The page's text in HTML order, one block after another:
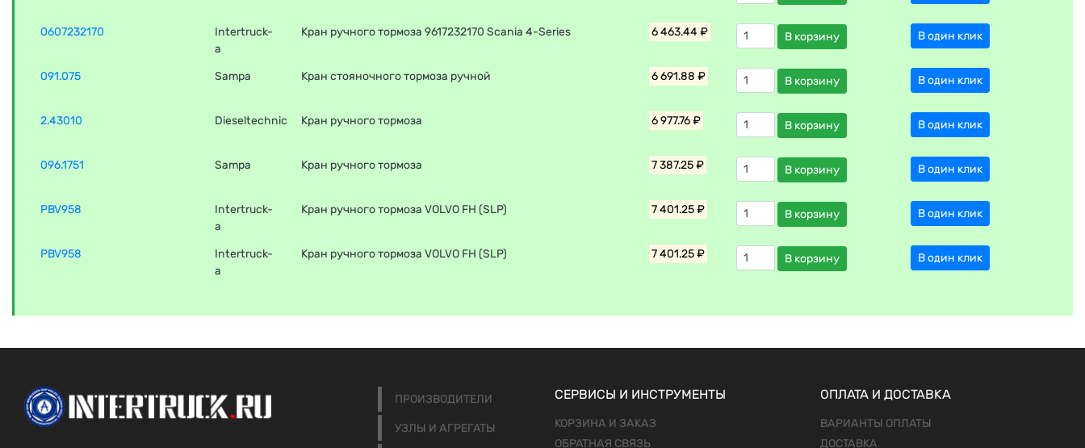
0607232170
Intertruck-
a
Кран ручного тормоза 9617232170 Scania 4-Series 6 463.44 ₽ В корзину В один клик
091.075 Sampa Кран стояночного тормоза ручной 6 691.88 ₽ В корзину В один клик
2.43010 Dieseltechnic Кран ручного тормоза 6 977.76 ₽ В корзину В один клик
096.1751 Sampa Кран ручного тормоза 7 387.25 ₽ В корзину В один клик
PBV958
Intertruck-
a
Кран ручного тормоза VOLVO FH (SLP) 7 401.25 ₽ В корзину В один клик
PBV958
Intertruck-
a
Кран ручного тормоза VOLVO FH (SLP) 7 401.25 ₽ В корзину В один клик
ПРОИЗВОДИТЕЛИ
УЗЛЫ И АГРЕГАТЫ
СЕРВИСЫ И ИНСТРУМЕНТЫ
КОРЗИНА И ЗАКАЗ
ОБРАТНАЯ СВЯЗЬ
ОПЛАТА И ДОСТАВКА
ВАРИАНТЫ ОПЛАТЫ
ДОСТАВКА